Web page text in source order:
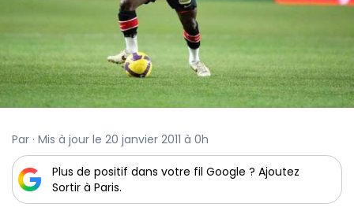
Par · Mis à jour le 20 janvier 2011 à 0h
Plus de positif dans votre fil Google ? Ajoutez
Sortir à Paris.